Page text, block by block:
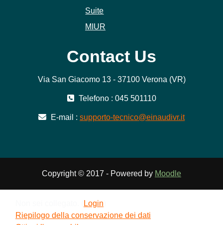
Suite
MIUR
Contact Us
Via San Giacomo 13 - 37100 Verona (VR)
Telefono : 045 501110
E-mail : supporto-tecnico@einaudivr.it
Copyright © 2017 - Powered by Moodle
Login
Riepilogo della conservazione dei dati